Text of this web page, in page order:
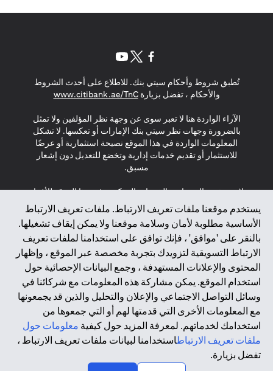
يستخدم موقعنا ملفات تعريف الارتباط. ملفات تعريف الارتباط
الأساسية مطلوبة لأمان وسلامة موقعنا ولا يمكن إيقاف تشغيلها.
بالنقر على 'موافق' ، فإنك توافق على استخدامنا لملفات تعريف
الارتباط التسويقية لتزويدك بتجربة مخصصة عبر الموقع ، وإظهار
المحتوى والإعلانات المستهدفة ، وجمع البيانات الإحصائية حول
استخدام الموقع. يمكن مشاركة هذه المعلومات مع شركائنا في
وسائل التواصل الاجتماعي والإعلان والتحليل والذين قد يجمعونها
مع المعلومات الأخرى التي قدمتها لهم أو التي جمعوها من
استخدامك لخدماتهم. لمعرفة المزيد حول كيفية معلومات حول
ملفات تعريف الارتباطاستخدامنا لبيانات ملفات تعريف الارتباط ،
تفضل بزيارة.
تُطبق شروط وأحكام سيتي بنك. للاطلاع على أحدث الشروط
والأحكام ، تفضل بزيارةwww.citibank.ae/TnC
(opens in a new tab)
الآراء الواردة هنا لا تعبر سوى عن وجهة نظر المؤلفين ولا تمثل
بالضرورة وجهات نظر سيتي بنك الإمارات أو تعكسها. لا تشكل
المعلومات الواردة في هذا الموقع نصيحة استثمارية أو عرضًا
للاستثمار أو تقديم خدمات إدارية وتخضع للتعديل دون إشعار
مسبق.
لا يتم تقديم المنتجات والخدمات المذكورة في هذا الموقع للأفراد
المقيمين في الاتحاد الأوروبي أو المنطقة الاقتصادية الأوروبية أو
سويسرا أو غيرنسي أو جيرسي أو موناكو أو سان مارينو أو
الفاتيكان أو جزيرة مان أو المملكة المتحدة أو خصوصية البيانات
(لائحة حماية البيانات العامة \ قانون حماية البيانات الشخصية
العامة \ قانون خصوصية نيوزيلندا). المحتوى الموجود في هذه
الصفحة ليس ولا ينبغي تفسيره على أنه عرض أو دعوة أو دعوة
لشراء أو بيع أي من المنتجات والخدمات المذكورة هنا لمثل هؤلاء
الأفراد.
*GDPR – اللائحة العامة لحماية البيانات؛ * LGPD – Lei Geral de
Proteção de Dados Pessoais ; *NZPA – قانون الخصوصية
النيوزيلندي